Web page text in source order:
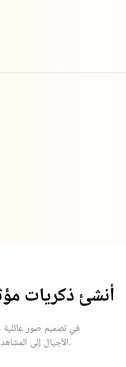
أنشئ ذكريات
الأجيال إلى المشاهد اليومية العادية، يمكنك إنشاء صور واقعية على الفور تبدو كأنها التقطها مصور محترف.